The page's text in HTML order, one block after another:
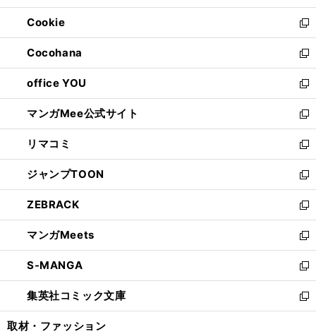
開
く
ウ
で
開
く
ン
ド
ウ
で
開
く
ウ
ィ
ン
ド
ウ
で
開
く
Cookie
新
し
い
ウ
ィ
ン
ド
ウ
で
開
く
Cocohana
新
し
い
ウ
ィ
ン
ド
ウ
で
開
く
office YOU
新
し
い
ウ
ィ
ン
ド
ウ
で
開
く
マンガMee公式サイト
新
し
い
ウ
ィ
ン
ド
ウ
で
開
く
リマコミ
新
し
い
ウ
ィ
ン
ド
ウ
で
開
く
ジャンプTOON
新
し
い
ウ
ィ
ン
ド
ウ
で
開
ZEBRACK
新
し
い
ウ
ィ
ン
ド
ウ
マンガMeets
新
し
い
ウ
ィ
ン
S-MANGA
新
し
い
ウ
集英社コミック文庫
新
し
取材・ファッション